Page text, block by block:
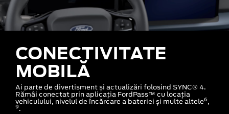
CONECTIVITATE
MOBILĂ
Ai parte de divertisment și actualizări folosind SYNC® 4.
Rămâi conectat prin aplicația FordPass™ cu locația
vehiculului, nivelul de încărcare a bateriei și multe altele6,
9.